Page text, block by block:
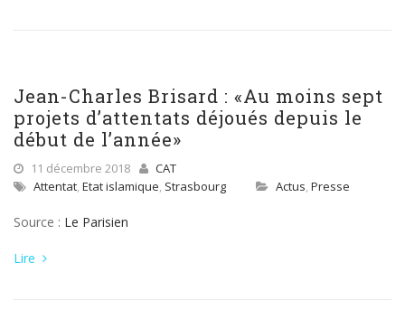
Jean-Charles Brisard : «Au moins sept
projets d’attentats déjoués depuis le
début de l’année»
11 décembre 2018
CAT
Attentat, Etat islamique, Strasbourg Actus, Presse
Source : Le Parisien
Lire